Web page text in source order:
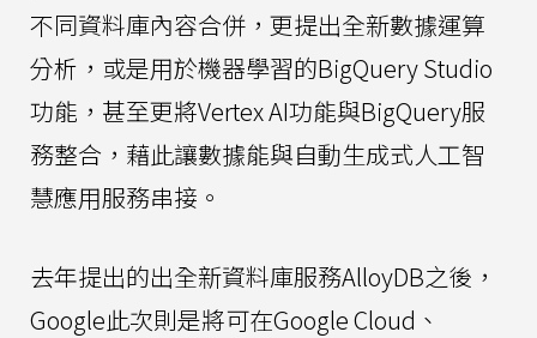
不同資料庫內容合併，更提出全新數據運算
分析，或是用於機器學習的BigQuery Studio
功能，甚至更將Vertex AI功能與BigQuery服
務整合，藉此讓數據能與自動生成式人工智
慧應用服務串接。
去年提出的出全新資料庫服務AlloyDB之後，
Google此次則是將可在Google Cloud、